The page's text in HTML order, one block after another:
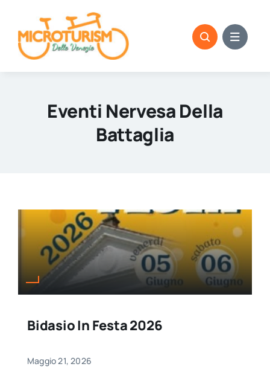
content
Eventi Nervesa Della
Battaglia
Bidasio In Festa 2026
Maggio 21, 2026